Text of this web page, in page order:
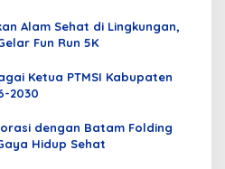
Alam Sehat di Lingkungan,
Fun Run 5K
Ketua PTMSI Kabupaten
2030
dengan Batam Folding
Hidup Sehat